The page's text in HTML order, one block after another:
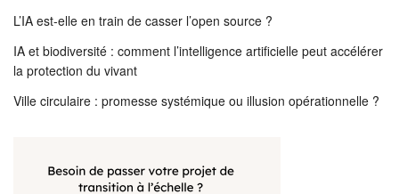
L’IA est-elle en train de casser l’open source ?
IA et biodiversité : comment l’intelligence artificielle peut accélérer
la protection du vivant
Ville circulaire : promesse systémique ou illusion opérationnelle ?